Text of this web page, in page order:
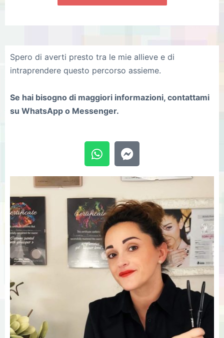
Spero di averti presto tra le mie allieve e di
intraprendere questo percorso assieme.
Se hai bisogno di maggiori informazioni, contattami
su WhatsApp o Messenger.